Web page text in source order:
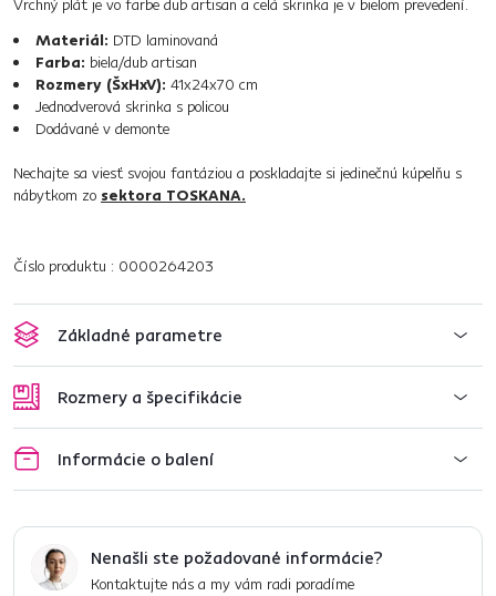
Vrchný plát je vo farbe dub artisan a celá skrinka je v bielom prevedení.
Materiál: DTD laminovaná
Farba: biela/dub artisan
Rozmery (ŠxHxV): 41x24x70 cm
Jednodverová skrinka s policou
Dodávané v demonte
Nechajte sa viesť svojou fantáziou a poskladajte si jedinečnú kúpelňu s
nábytkom zo sektora TOSKANA.
Číslo produktu : 0000264203
Základné parametre
Rozmery a špecifikácie
Informácie o balení
Nenašli ste požadované informácie?
Kontaktujte nás a my vám radi poradíme